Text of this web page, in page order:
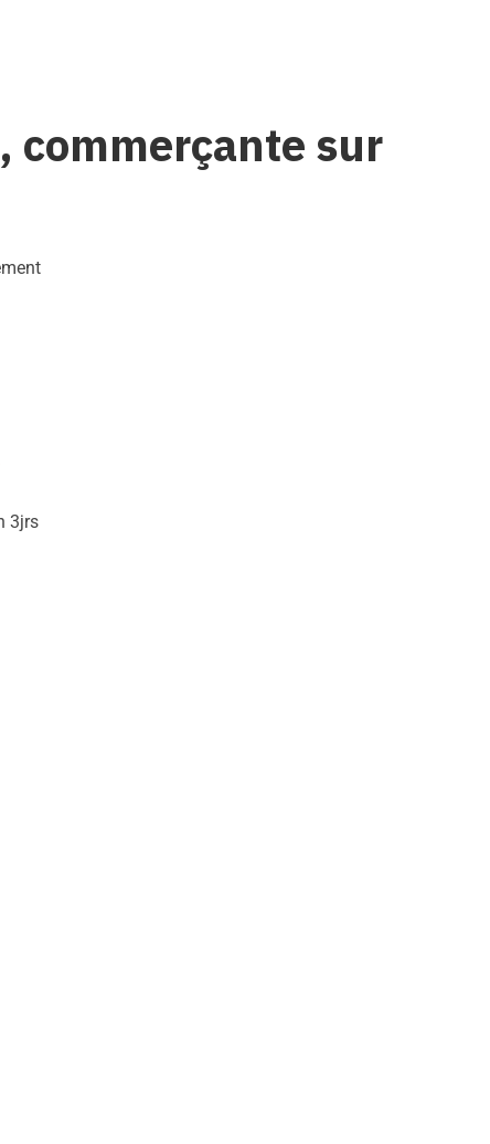
commerçante sur
3jrs